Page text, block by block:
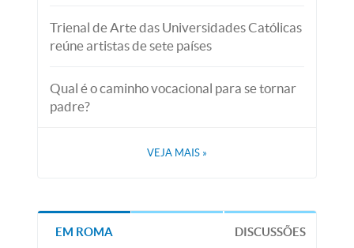
Trienal de Arte das Universidades Católicas
reúne artistas de sete países
Qual é o caminho vocacional para se tornar
padre?
VEJA MAIS »
EM ROMA DISCUSSÕES